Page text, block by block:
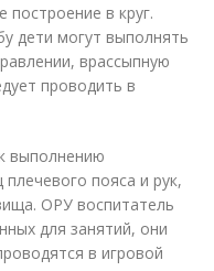
в круг.
дети могут выполнять
врассыпную
проводить в
выполнению
пояса и рук,
ОРУ воспитатель
для занятий, они
в игровой